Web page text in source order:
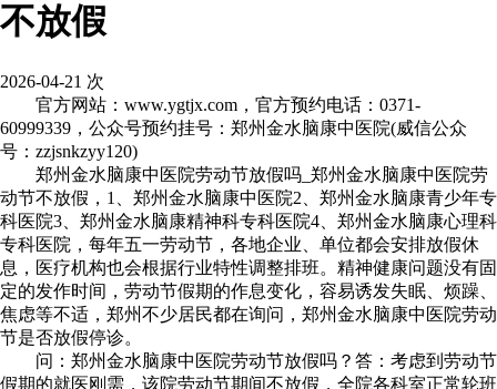
不放假
2026-04-21 次
官方网站：www.ygtjx.com，官方预约电话：0371-
60999339，公众号预约挂号：郑州金水脑康中医院(威信公众
号：zzjsnkzyy120)
郑州金水脑康中医院劳动节放假吗_郑州金水脑康中医院劳
动节不放假，1、郑州金水脑康中医院2、郑州金水脑康青少年专
科医院3、郑州金水脑康精神科专科医院4、郑州金水脑康心理科
专科医院，每年五一劳动节，各地企业、单位都会安排放假休
息，医疗机构也会根据行业特性调整排班。精神健康问题没有固
定的发作时间，劳动节假期的作息变化，容易诱发失眠、烦躁、
焦虑等不适，郑州不少居民都在询问，郑州金水脑康中医院劳动
节是否放假停诊。
问：郑州金水脑康中医院劳动节放假吗？答：考虑到劳动节
假期的就医刚需，该院劳动节期间不放假，全院各科室正常轮班